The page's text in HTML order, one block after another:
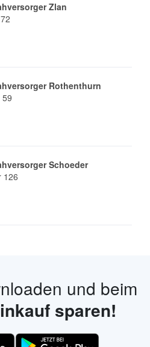
Zlan
Rothenthurn
59
Schoeder
126
und beim
sparen!